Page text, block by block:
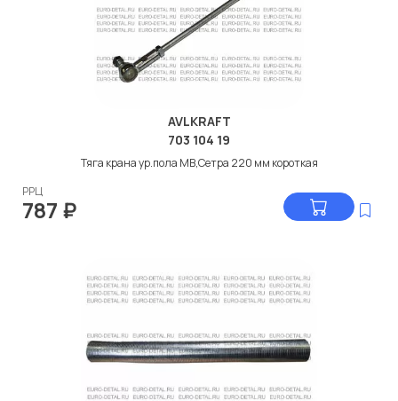
AVLKRAFT
703 104 19
Тяга крана ур.пола МВ,Сетра 220 мм короткая
РРЦ
787 ₽